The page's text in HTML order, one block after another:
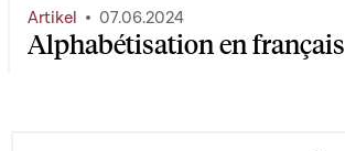
Alphabétisation en français
Artikel 07.06.2024